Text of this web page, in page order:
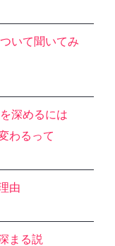
いて聞いてみ
深めるには
わるって
由
まる説